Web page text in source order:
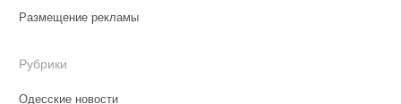
Размещение рекламы
Рубрики
Одесские новости